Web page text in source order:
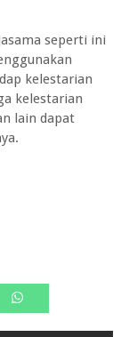
seperti ini
kelestarian
kelestarian
lain dapat